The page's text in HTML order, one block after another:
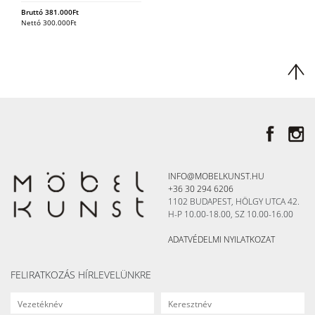
Bruttó 381.000Ft
Nettó 300.000Ft
INFO@MOBELKUNST.HU
+36 30 294 6206
1102 BUDAPEST, HÖLGY UTCA 42.
H-P 10.00-18.00, SZ 10.00-16.00
ADATVÉDELMI NYILATKOZAT
FELIRATKOZÁS HÍRLEVELÜNKRE